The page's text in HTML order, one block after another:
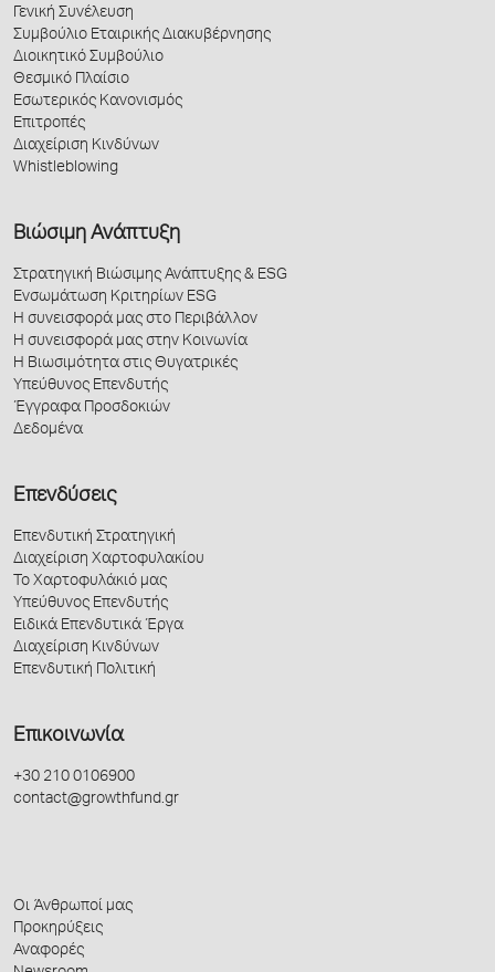
Γενική Συνέλευση
Συμβούλιο Εταιρικής Διακυβέρνησης
Διοικητικό Συμβούλιο
Θεσμικό Πλαίσιο
Εσωτερικός Κανονισμός
Επιτροπές
Διαχείριση Κινδύνων
Whistleblowing
Βιώσιμη Ανάπτυξη
Στρατηγική Βιώσιμης Ανάπτυξης & ESG
Ενσωμάτωση Κριτηρίων ESG
Η συνεισφορά μας στο Περιβάλλον
Η συνεισφορά μας στην Κοινωνία
Η Βιωσιμότητα στις Θυγατρικές
Υπεύθυνος Επενδυτής
Έγγραφα Προσδοκιών
Δεδομένα
Επενδύσεις
Επενδυτική Στρατηγική
Διαχείριση Χαρτοφυλακίου
Το Χαρτοφυλάκιό μας
Υπεύθυνος Επενδυτής
Ειδικά Επενδυτικά Έργα
Διαχείριση Κινδύνων
Επενδυτική Πολιτική
Επικοινωνία
+30 210 0106900
contact@growthfund.gr
Οι Άνθρωποί μας
Προκηρύξεις
Αναφορές